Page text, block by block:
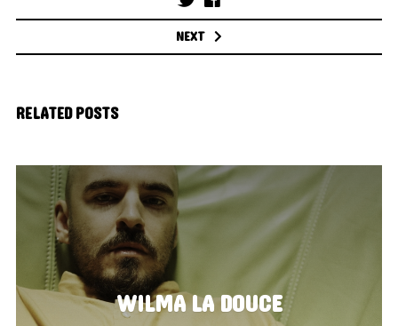
navigation
NEXT
RELATED POSTS
WILMA LA DOUCE